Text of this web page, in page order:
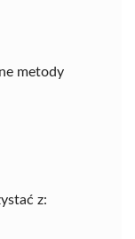
metody
z: